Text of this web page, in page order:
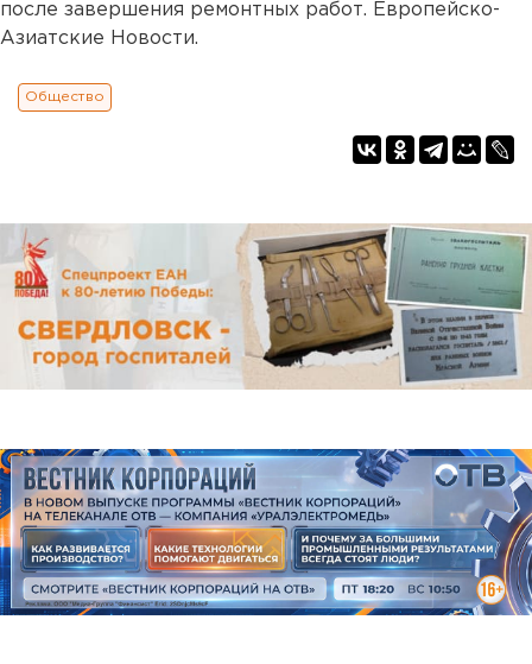
после завершения ремонтных работ. Европейско-
Азиатские Новости.
Общество